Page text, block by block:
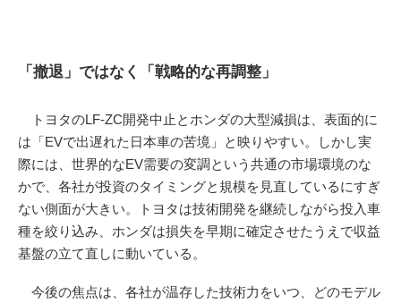
「撤退」ではなく「戦略的な再調整」
トヨタのLF-ZC開発中止とホンダの大型減損は、表面的に
は「EVで出遅れた日本車の苦境」と映りやすい。しかし実
際には、世界的なEV需要の変調という共通の市場環境のな
かで、各社が投資のタイミングと規模を見直しているにすぎ
ない側面が大きい。トヨタは技術開発を継続しながら投入車
種を絞り込み、ホンダは損失を早期に確定させたうえで収益
基盤の立て直しに動いている。
今後の焦点は、各社が温存した技術力をいつ、どのモデル